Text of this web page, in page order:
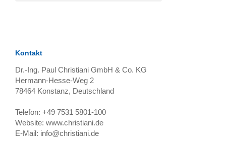
Kontakt
Dr.-Ing. Paul Christiani GmbH & Co. KG
Hermann-Hesse-Weg 2
78464 Konstanz, Deutschland
Telefon: +49 7531 5801-100
Website: www.christiani.de
E-Mail: info@christiani.de